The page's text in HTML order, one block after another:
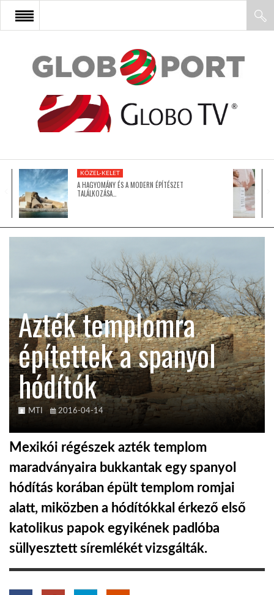
FŐOLDAL
AFRIKA
ÁZSIA
AUSZTRÁLIA
A VILÁG ITTHON
HÍR3D
KÖZEL-KELET
A HAGYOMÁNY ÉS A MODERN ÉPÍTÉSZET
TALÁLKOZÁSA…
Azték templomra
építettek a spanyol
hódítók
MTI 2016-04-14
Mexikói régészek azték templom
maradványaira bukkantak egy spanyol
hódítás korában épült templom romjai
alatt, miközben a hódítókkal érkező első
katolikus papok egyikének padlóba
süllyesztett síremlékét vizsgálták.